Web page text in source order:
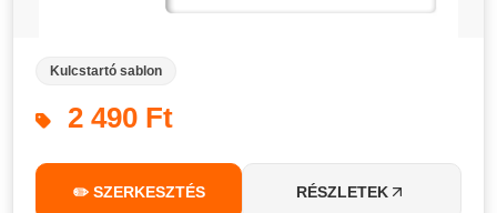
Kulcstartó sablon
2 490 Ft
✏️ SZERKESZTÉS RÉSZLETEK